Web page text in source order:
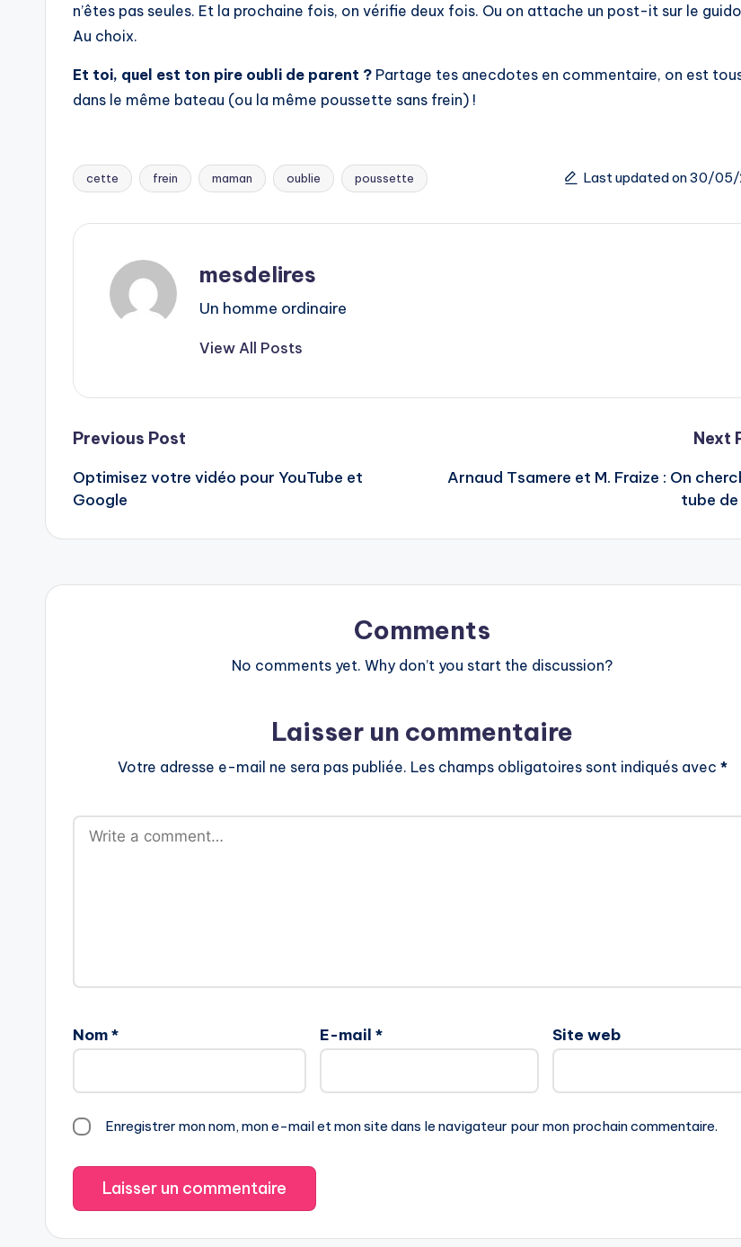
n’êtes pas seules. Et la prochaine fois, on vérifie deux fois. Ou on attache un post-it sur le
Au choix.
Et toi, quel est ton pire oubli de parent ? Partage tes anecdotes en commentaire, on est
dans le même bateau (ou la même poussette sans frein) !
Tags:
cette frein maman oublie poussette Last updated on 30/
mesdelires
Un homme ordinaire
View All Posts
Post
navigation
Previous Post
Optimisez votre vidéo pour YouTube et
Google
Next
Arnaud Tsamere et M. Fraize : On
tube de
Comments
No comments yet. Why don’t you start the discussion?
Laisser un commentaire
Votre adresse e-mail ne sera pas publiée. Les champs obligatoires sont indiqués avec *
Nom* E-mail * Site web
Enregistrer mon nom, mon e-mail et mon site dans le navigateur pour mon prochain commentaire.